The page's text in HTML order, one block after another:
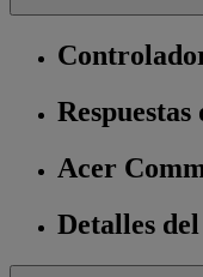
Respuestas
Acer
Detalles